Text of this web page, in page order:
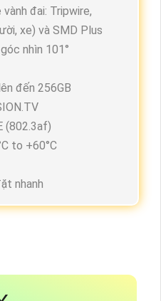
đai: Tripwire,
xe) và SMD Plus
nhìn 101°
đến 256GB
(802.3af)
to +60°C
nhanh